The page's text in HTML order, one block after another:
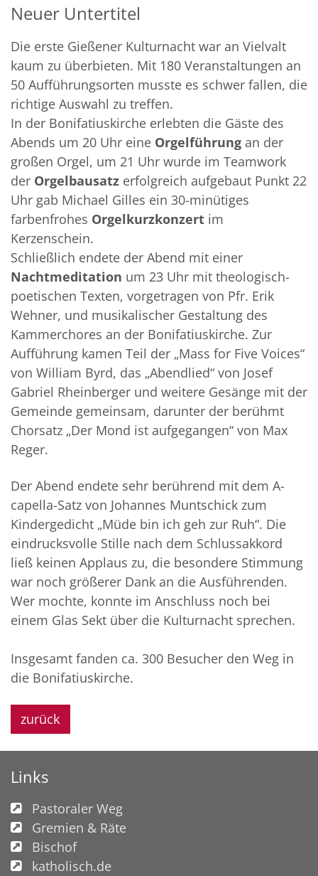
Neuer Untertitel
Die erste Gießener Kulturnacht war an Vielvalt
kaum zu überbieten. Mit 180 Veranstaltungen an
50 Aufführungsorten musste es schwer fallen, die
richtige Auswahl zu treffen.
In der Bonifatiuskirche erlebten die Gäste des
Abends um 20 Uhr eine Orgelführung an der
großen Orgel, um 21 Uhr wurde im Teamwork
der Orgelbausatz erfolgreich aufgebaut Punkt 22
Uhr gab Michael Gilles ein 30-minütiges
farbenfrohes Orgelkurzkonzert im
Kerzenschein.
Schließlich endete der Abend mit einer
Nachtmeditation um 23 Uhr mit theologisch-
poetischen Texten, vorgetragen von Pfr. Erik
Wehner, und musikalischer Gestaltung des
Kammerchores an der Bonifatiuskirche. Zur
Aufführung kamen Teil der „Mass for Five Voices“
von William Byrd, das „Abendlied“ von Josef
Gabriel Rheinberger und weitere Gesänge mit der
Gemeinde gemeinsam, darunter der berühmt
Chorsatz „Der Mond ist aufgegangen“ von Max
Reger.
Der Abend endete sehr berührend mit dem A-
capella-Satz von Johannes Muntschick zum
Kindergedicht „Müde bin ich geh zur Ruh“. Die
eindrucksvolle Stille nach dem Schlussakkord
ließ keinen Applaus zu, die besondere Stimmung
war noch größerer Dank an die Ausführenden.
Wer mochte, konnte im Anschluss noch bei
einem Glas Sekt über die Kulturnacht sprechen.
Insgesamt fanden ca. 300 Besucher den Weg in
die Bonifatiuskirche.
zurück
Links
Pastoraler Weg
Gremien & Räte
Bischof
katholisch.de